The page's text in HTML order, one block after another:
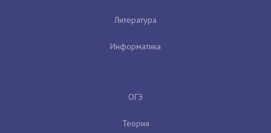
Литература
Информатика
ОГЭ
Теория